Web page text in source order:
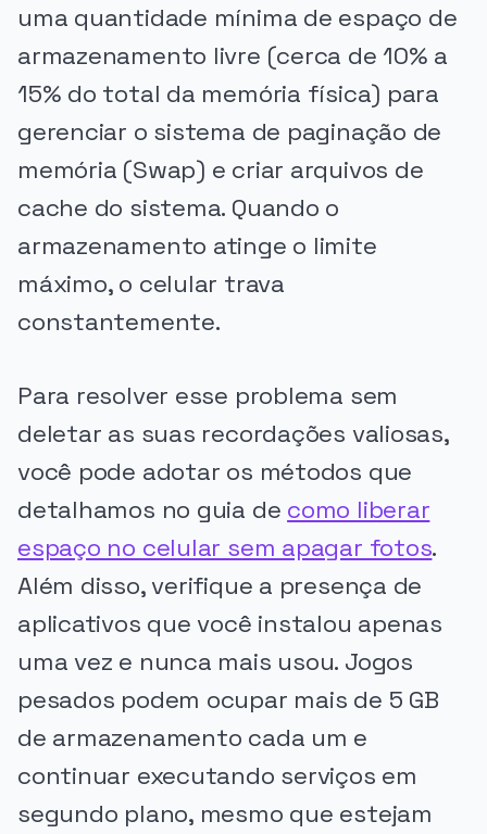
uma quantidade mínima de espaço de
armazenamento livre (cerca de 10% a
15% do total da memória física) para
gerenciar o sistema de paginação de
memória (Swap) e criar arquivos de
cache do sistema. Quando o
armazenamento atinge o limite
máximo, o celular trava
constantemente.
Para resolver esse problema sem
deletar as suas recordações valiosas,
você pode adotar os métodos que
detalhamos no guia de como liberar
espaço no celular sem apagar fotos.
Além disso, verifique a presença de
aplicativos que você instalou apenas
uma vez e nunca mais usou. Jogos
pesados podem ocupar mais de 5 GB
de armazenamento cada um e
continuar executando serviços em
segundo plano, mesmo que estejam